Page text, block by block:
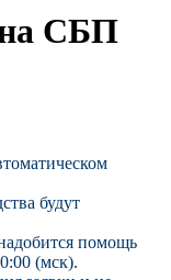
СБП
будут
помощь
(мск).